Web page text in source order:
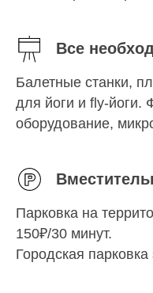
Все
Балетные станки,
для йоги и fly-йоги.
оборудование,
Парковка на
150₽/30 минут.
Городская